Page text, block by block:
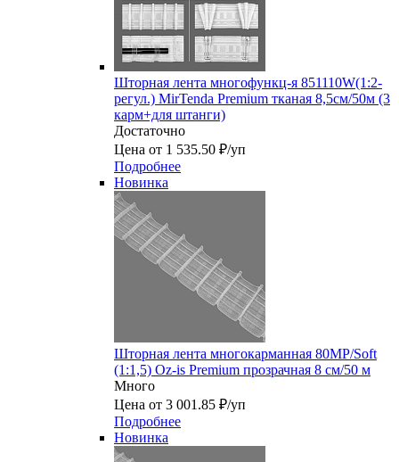
Шторная лента многофункц-я 851110W(1:2-
регул.) MirTenda Premium тканая 8,5см/50м (3
карм+для штанги)
Достаточно
Цена от 1 535.50 ₽/уп
Подробнее
Новинка
Шторная лента многокарманная 80MP/Soft
(1:1,5) Oz-is Premium прозрачная 8 см/50 м
Много
Цена от 3 001.85 ₽/уп
Подробнее
Новинка